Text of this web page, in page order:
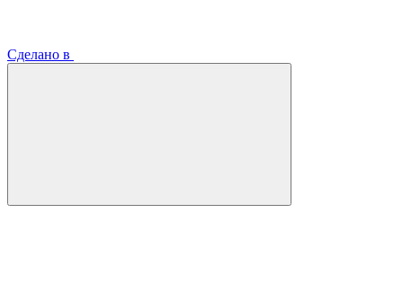
Сделано в